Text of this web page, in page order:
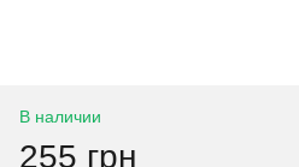
В наличии
255 грн